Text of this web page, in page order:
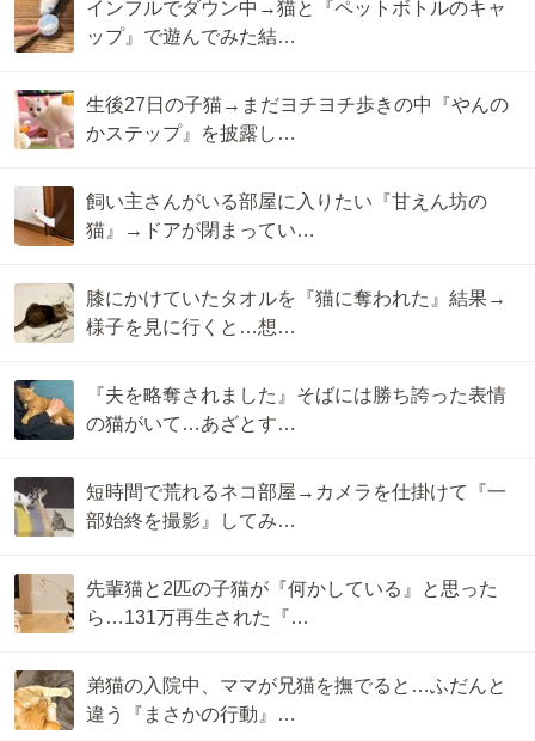
インフルでダウン中→猫と『ペットボトルのキャ
ップ』で遊んでみた結…
生後27日の子猫→まだヨチヨチ歩きの中『やんの
かステップ』を披露し…
飼い主さんがいる部屋に入りたい『甘えん坊の
猫』→ドアが閉まってい…
膝にかけていたタオルを『猫に奪われた』結果→
様子を見に行くと…想…
『夫を略奪されました』そばには勝ち誇った表情
の猫がいて…あざとす…
短時間で荒れるネコ部屋→カメラを仕掛けて『一
部始終を撮影』してみ…
先輩猫と2匹の子猫が『何かしている』と思った
ら…131万再生された『…
弟猫の入院中、ママが兄猫を撫でると…ふだんと
違う『まさかの行動』…